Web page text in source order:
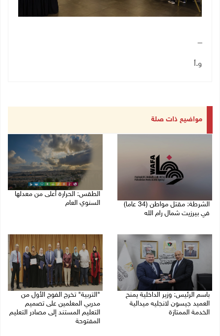
ــــ
و.أ
مواضيع ذات صلة
الشرطة: مقتل مواطن (34 عاما)
في بيرزيت شمال رام الله
الطقس: الحرارة أعلى من معدلها
السنوي العام
باسم الرئيس: وزير الداخلية يمنح
العميد جيسون لانجليه ميدالية
الخدمة الممتازة
"التربية" تخرج الفوج الأول من
مدربي المعلمين على تصميم
التعليم المستند إلى مصادر التعليم
المفتوحة